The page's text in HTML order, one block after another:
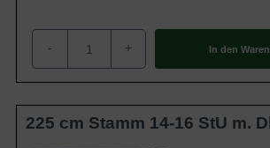
- + In den
225 cm Stamm 14-16 StU m.